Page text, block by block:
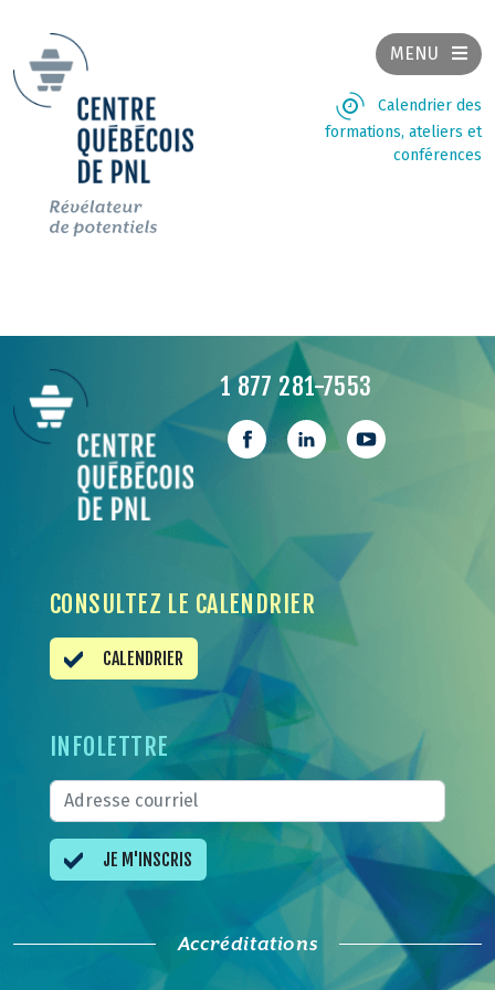
MENU
Calendrier des
formations, ateliers et
conférences
1 877 281-7553
CONSULTEZ LE CALENDRIER
CALENDRIER
INFOLETTRE
JE M'INSCRIS
Accréditations